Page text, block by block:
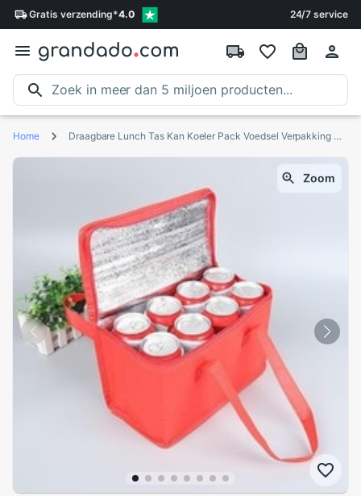
Gratis verzending*4.0 24/7 service
Home Draagbare Lunch Tas Kan Koeler Pack Voedsel Verpakking Container Thermische Geïsoleerde Lunch Tas Non-woven Doek Milieuvriendelijke Voedsel Opslag
Zoom